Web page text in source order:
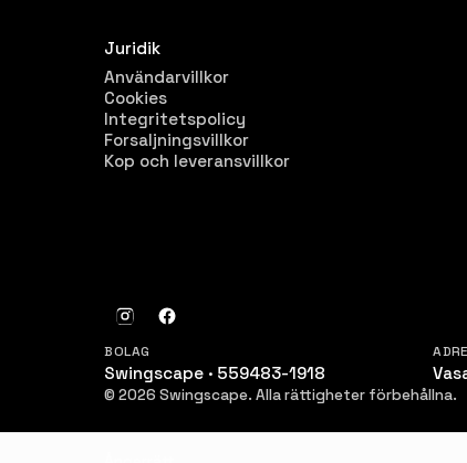
Juridik
Användarvillkor
Cookies
Integritetspolicy
Forsaljningsvillkor
Kop och leveransvillkor
BOLAG
Swingscape · 559483-1918
© 2026 Swingscape. Alla rättigheter förbehållna.